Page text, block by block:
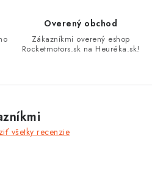
Overený obchod
Zákazníkmi overený eshop
Rocketmotors.sk na Heuréka.sk!
všetky recenzie